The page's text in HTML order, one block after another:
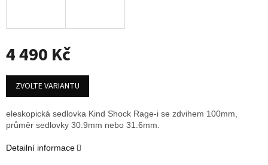
4 490 Kč
Měrná
cena:
ZVOLTE VARIANTU
eleskopická sedlovka Kind Shock Rage-i se zdvihem 100mm,
průměr sedlovky 30.9mm nebo 31.6mm.
Detailní informace